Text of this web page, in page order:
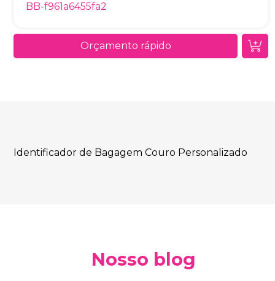
BB-f961a6455fa2
Orçamento rápido
Identificador de Bagagem Couro Personalizado
Nosso blog